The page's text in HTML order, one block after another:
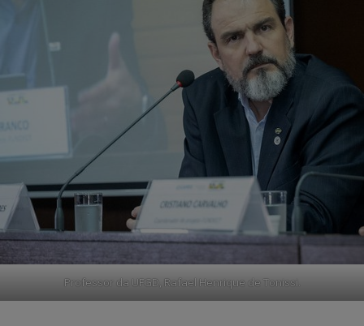
Professor da UFGD, Rafael Henrique de Tonissi.